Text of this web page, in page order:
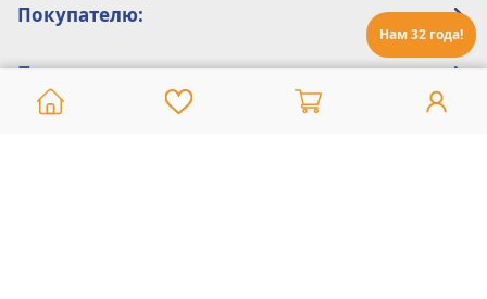
Нам 32 года!
Покупателю:
Помощь: